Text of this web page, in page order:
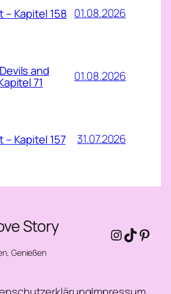
Kapitel 158 01.08.2026
and
71 01.08.2026
Kapitel 157 31.07.2026
Story
Genießen
Instagram
TikTok